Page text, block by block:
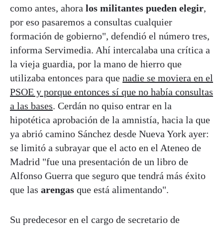
como antes, ahora los militantes pueden elegir,
por eso pasaremos a consultas cualquier
formación de gobierno", defendió el número tres,
informa Servimedia. Ahí intercalaba una crítica a
la vieja guardia, por la mano de hierro que
utilizaba entonces para que nadie se moviera en el
PSOE y porque entonces sí que no había consultas
a las bases. Cerdán no quiso entrar en la
hipotética aprobación de la amnistía, hacia la que
ya abrió camino Sánchez desde Nueva York ayer:
se limitó a subrayar que el acto en el Ateneo de
Madrid "fue una presentación de un libro de
Alfonso Guerra que seguro que tendrá más éxito
que las arengas que está alimentando".
Su predecesor en el cargo de secretario de